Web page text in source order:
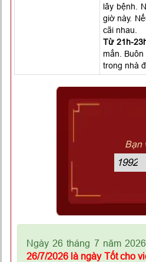
lây bệnh.
giờ này.
cãi nhau.
Từ 21h-
mắn.
trong nhà
Bạn
Ngày 26 tháng 7 năm
26/7/2026 là ngày Tốt cho